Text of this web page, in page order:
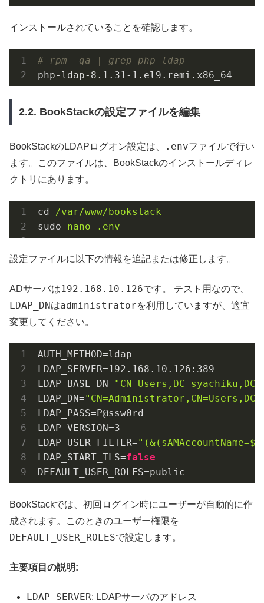
インストールされていることを確認します。
# rpm -qa | grep php-ldap
php-ldap-8.1.31-1.el9.remi.x86_64
2.2. BookStackの設定ファイルを編集
BookStackのLDAPログオン設定は、 .envファイルで行い
ます。このファイルは、BookStackのインストールディレ
クトリにあります。
cd
/var/www/bookstack
sudo
nano .env
設定ファイルに以下の情報を追記または修正します。
ADサーバは192.168.10.126です。 テスト用なので、
LDAP_DNはadministratorを利用していますが、適宜
変更してください。
AUTH_METHOD
LDAP_SERVER=192.168 . 10.126 : 389
LDAP_BASE_DN=
LDAP_DN=
LDAP_PASS
LDAP_VERSION=3
LDAP_USER_FILTER=
LDAP_START_TLS=false
DEFAULT_USER_ROLES=public
BookStackでは、初回ログイン時にユーザーが自動的に作
成されます。このときのユーザー権限を
DEFAULT_USER_ROLESで設定します。
主要項目の説明:
LDAP_SERVER: LDAPサーバのアドレス